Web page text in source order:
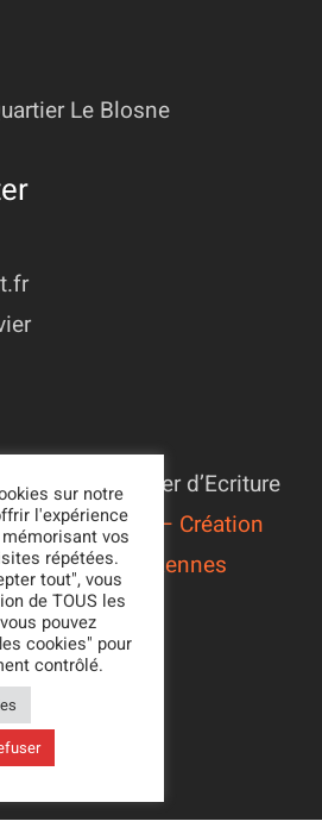
Le Blosne
L’Atelier d’Ecriture
Ionoff – Création
à Rennes
sur notre
l'expérience
vos
répétées.
tout", vous
de TOUS les
pouvez
cookies" pour
contrôlé.